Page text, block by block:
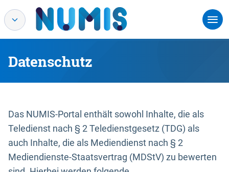
Datenschutz
Das NUMIS-Portal enthält sowohl Inhalte, die als
Teledienst nach § 2 Teledienstgesetz (TDG) als
auch Inhalte, die als Mediendienst nach § 2
Mediendienste-Staatsvertrag (MDStV) zu bewerten